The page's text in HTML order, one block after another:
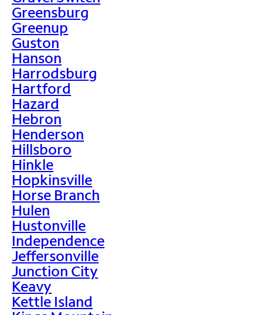
Greensburg
Greenup
Guston
Hanson
Harrodsburg
Hartford
Hazard
Hebron
Henderson
Hillsboro
Hinkle
Hopkinsville
Horse Branch
Hulen
Hustonville
Independence
Jeffersonville
Junction City
Keavy
Kettle Island